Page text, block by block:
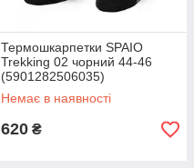
Термошкарпетки SPAIO
Trekking 02 чорний 44-46
(5901282506035)
Немає в наявності
620 ₴